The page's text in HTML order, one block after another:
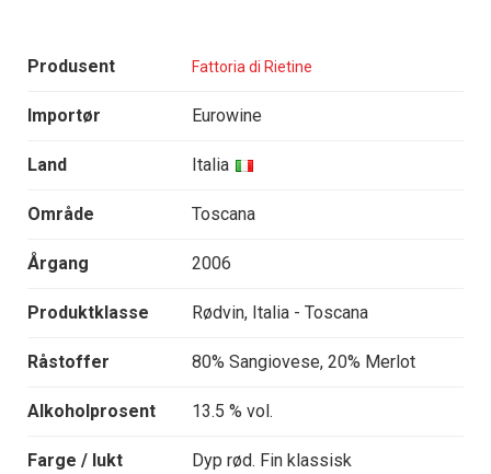
Produsent Fattoria di Rietine
Importør Eurowine
Land Italia
Område Toscana
Årgang 2006
Produktklasse Rødvin, Italia - Toscana
Råstoffer 80% Sangiovese, 20% Merlot
Alkoholprosent 13.5 % vol.
Farge / lukt
Dyp rød. Fin klassisk